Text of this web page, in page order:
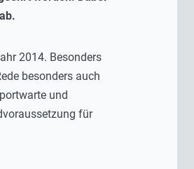
2014. Besonders
besonders auch
und
für